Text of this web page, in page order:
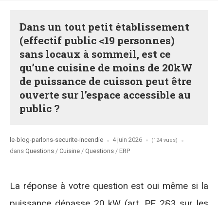
Dans un tout petit établissement
(effectif public <19 personnes)
sans locaux à sommeil, est ce
qu’une cuisine de moins de 20kW
de puissance de cuisson peut être
ouverte sur l’espace accessible au
public ?
Posted
by
le-blog-parlons-securite-incendie 4 juin 2026 (124 vues)
dans Posted
Questions / Cuisine / Questions / ERP
La réponse à votre question est oui même si la